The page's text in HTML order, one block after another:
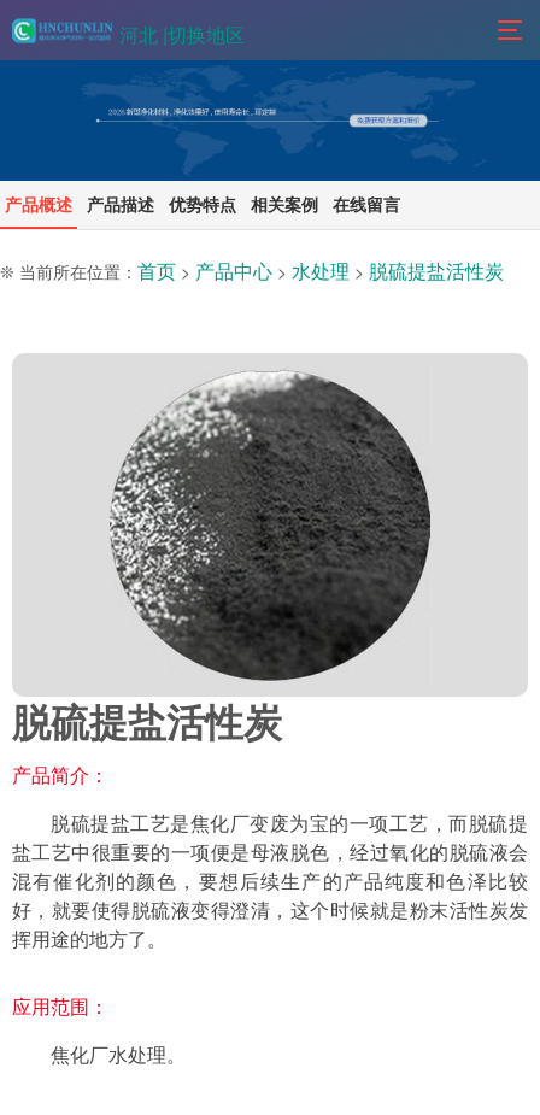
河北 |切换地区
产品概述 产品描述 优势特点 相关案例 在线留言
❊ 当前所在位置： 首页 > 产品中心 > 水处理 > 脱硫提盐活性炭
脱硫提盐活性炭
产品简介：
脱硫提盐工艺是焦化厂变废为宝的一项工艺，而脱硫提
盐工艺中很重要的一项便是母液脱色，经过氧化的脱硫液会
混有催化剂的颜色，要想后续生产的产品纯度和色泽比较
好，就要使得脱硫液变得澄清，这个时候就是粉末活性炭发
挥用途的地方了。
应用范围：
焦化厂水处理。